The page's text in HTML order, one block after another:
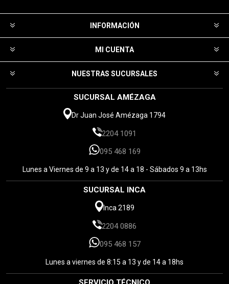
INFORMACIÓN
MI CUENTA
NUESTRAS SUCURSALES
SUCURSAL AMÉZAGA
Dr Juan José Amézaga 1794
2204 1091
095 468 169
Lunes a Viernes de 9 a 13 y de 14 a 18 - Sábados 9 a 13hs
SUCURSAL INCA
Inca 2189
2204 0886
095 468 157
Lunes a viernes de 8:15 a 13 y de 14 a 18hs